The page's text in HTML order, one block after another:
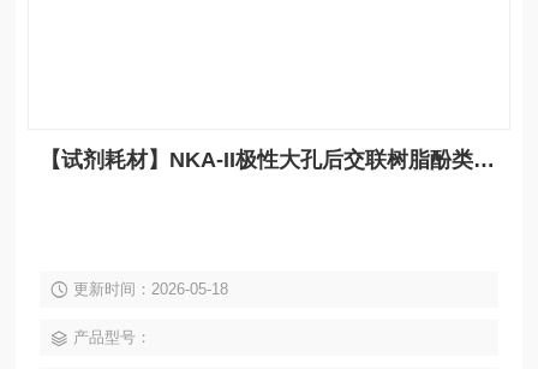
【试剂耗材】NKA-II极性大孔后交联树脂酚类、有机物去除试验装
更新时间：2026-05-18
产品型号：